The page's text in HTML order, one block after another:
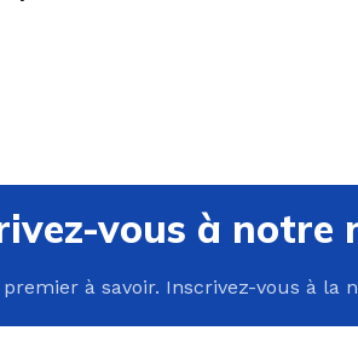
vous à notre
premier à savoir. Inscrivez-vous à la